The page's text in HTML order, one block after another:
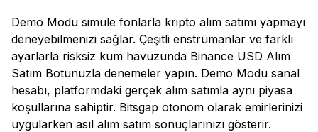
Demo Modu simüle fonlarla kripto alım satımı yapmayı
deneyebilmenizi sağlar. Çeşitli enstrümanlar ve farklı
ayarlarla risksiz kum havuzunda Binance USD Alım
Satım Botunuzla denemeler yapın. Demo Modu sanal
hesabı, platformdaki gerçek alım satımla aynı piyasa
koşullarına sahiptir. Bitsgap otonom olarak emirlerinizi
uygularken asıl alım satım sonuçlarınızı gösterir.